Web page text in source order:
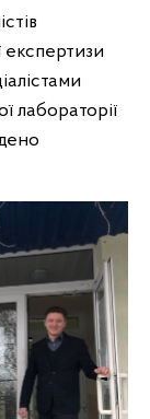
експертизи
лабораторії